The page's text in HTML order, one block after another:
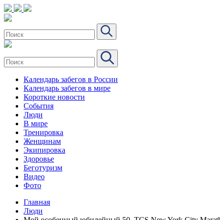
Календарь забегов в России
Календарь забегов в мире
Короткие новости
События
Люди
В мире
Тренировка
Женщинам
Экипировка
Здоровье
Беготуризм
Видео
Фото
Главная
Люди